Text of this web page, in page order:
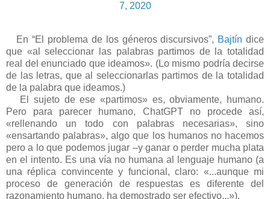
7, 2020
En “El problema de los géneros discursivos”, Bajtín dice
que «al seleccionar las palabras partimos de la totalidad
real del enunciado que ideamos». (Lo mismo podría decirse
de las letras, que al seleccionarlas partimos de la totalidad
de la palabra que ideamos.)
El sujeto de ese «partimos» es, obviamente, humano.
Pero para parecer humano, ChatGPT no procede así,
«rellenando un todo con palabras necesarias», sino
«ensartando palabras», algo que los humanos no hacemos
pero a lo que podemos jugar –y ganar o perder mucha plata
en el intento. Es una vía no humana al lenguaje humano (a
una réplica convincente y funcional, claro: «...aunque mi
proceso de generación de respuestas es diferente del
razonamiento humano, ha demostrado ser efectivo...»).